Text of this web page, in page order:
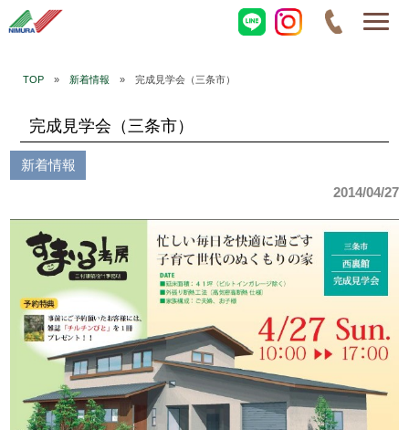
TOP» 新着情報 » 完成見学会（三条市）
完成見学会（三条市）
新着情報
2014/04/27